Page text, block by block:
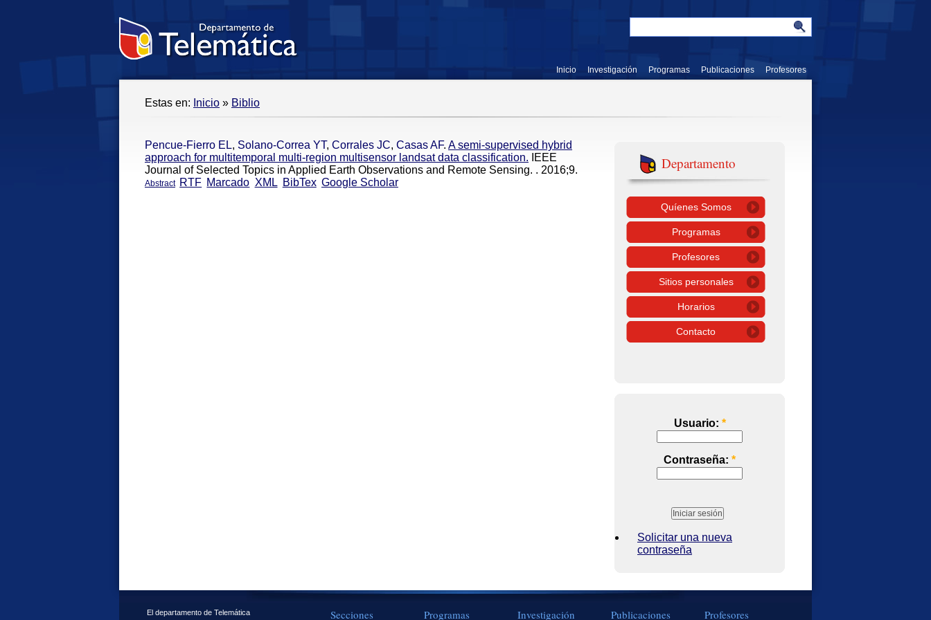
Inicio Investigación Programas Publicaciones Profesores
Estas en: Inicio » Biblio
Pencue-Fierro EL, Solano-Correa YT, Corrales JC, Casas AF. A semi-supervised hybrid
approach for multitemporal multi-region multisensor landsat data classification. IEEE
Journal of Selected Topics in Applied Earth Observations and Remote Sensing. . 2016;9.
Abstract RTF Marcado XML BibTex Google Scholar
Departamento
Quíenes Somos
Programas
Profesores
Sitios personales
Horarios
Contacto
Usuario: *
Contraseña: *
Solicitar una nueva
contraseña
El departamento de Telemática
Secciones Programas Investigación Publicaciones Profesores